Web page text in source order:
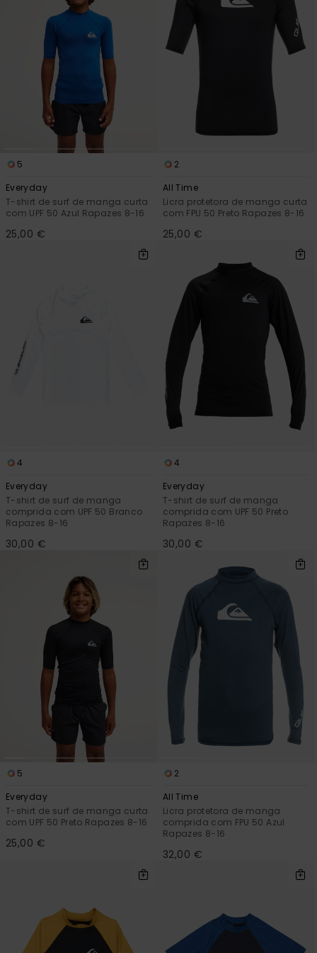
frequentes e o
formulário de
5
Everyday
T-shirt de surf de manga curta
com UPF 50 Azul Rapazes 8-16
25,00 €
2
All Time
Licra protetora de manga curta
com FPU 50 Preto Rapazes 8-16
25,00 €
4
Everyday
T-shirt de surf de manga
comprida com UPF 50 Branco
Rapazes 8-16
30,00 €
4
Everyday
T-shirt de surf de manga
comprida com UPF 50 Preto
Rapazes 8-16
30,00 €
5
Everyday
T-shirt de surf de manga curta
com UPF 50 Preto Rapazes 8-16
25,00 €
2
All Time
Licra protetora de manga
comprida com FPU 50 Azul
Rapazes 8-16
32,00 €